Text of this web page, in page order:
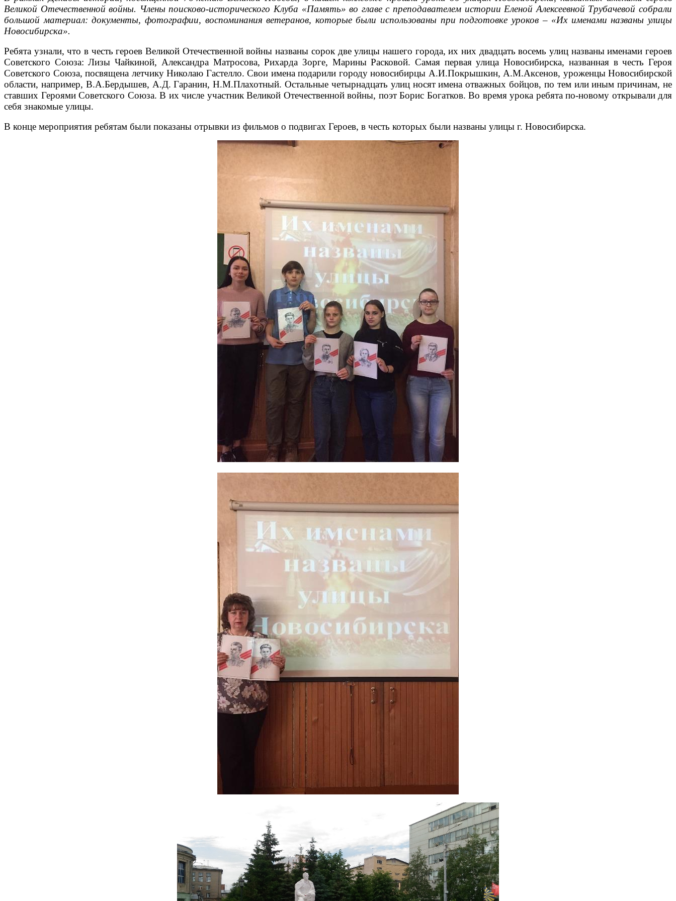
Великой Отечественной войны. Члены поисково-исторического Клуба «Память» во главе с преподавателем истории Еленой Алексеевной Трубачевой собрали
большой материал: документы, фотографии, воспоминания ветеранов, которые были использованы при подготовке уроков – «Их именами названы улицы
Новосибирска».
Ребята узнали, что в честь героев Великой Отечественной войны названы сорок две улицы нашего города, их них двадцать восемь улиц названы именами героев
Советского Союза: Лизы Чайкиной, Александра Матросова, Рихарда Зорге, Марины Расковой. Самая первая улица Новосибирска, названная в честь Героя
Советского Союза, посвящена летчику Николаю Гастелло. Свои имена подарили городу новосибирцы А.И.Покрышкин, А.М.Аксенов, уроженцы Новосибирской
области, например, В.А.Бердышев, А.Д. Гаранин, Н.М.Плахотный. Остальные четырнадцать улиц носят имена отважных бойцов, по тем или иным причинам, не
ставших Героями Советского Союза. В их числе участник Великой Отечественной войны, поэт Борис Богатков. Во время урока ребята по-новому открывали для
себя знакомые улицы.
В конце мероприятия ребятам были показаны отрывки из фильмов о подвигах Героев, в честь которых были названы улицы г. Новосибирска.